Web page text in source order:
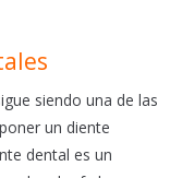
siendo una de las
un diente
dental es un